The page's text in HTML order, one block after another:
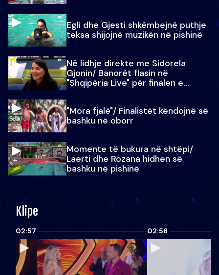
Egli dhe Gjesti shkëmbejnë puthje
teksa shijojnë muzikën në pishinë
Në lidhje direkte me Sidorela
Gjonin/ Banorët flasin në
"Shqipëria Live" për finalen e
"Mora fjalë"/ Finalistët këndojnë së
bashku në oborr
Momente të bukura në shtëpi/
Laerti dhe Rozana hidhen së
bashku në pishinë
Klipe
02:57 02:56